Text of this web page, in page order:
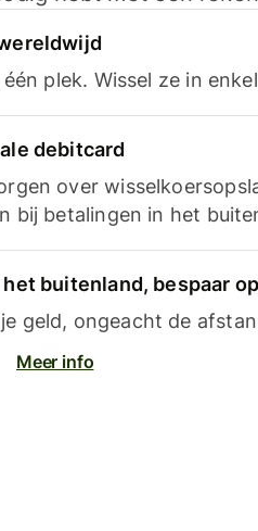
plek. Wissel ze in
debitcard
over
bij betalingen in het
buitenland, bespaar
geld, ongeacht de
Meer info